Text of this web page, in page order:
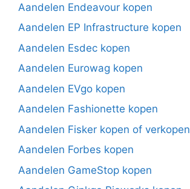
Aandelen Endeavour kopen
Aandelen EP Infrastructure kopen
Aandelen Esdec kopen
Aandelen Eurowag kopen
Aandelen EVgo kopen
Aandelen Fashionette kopen
Aandelen Fisker kopen of verkopen
Aandelen Forbes kopen
Aandelen GameStop kopen